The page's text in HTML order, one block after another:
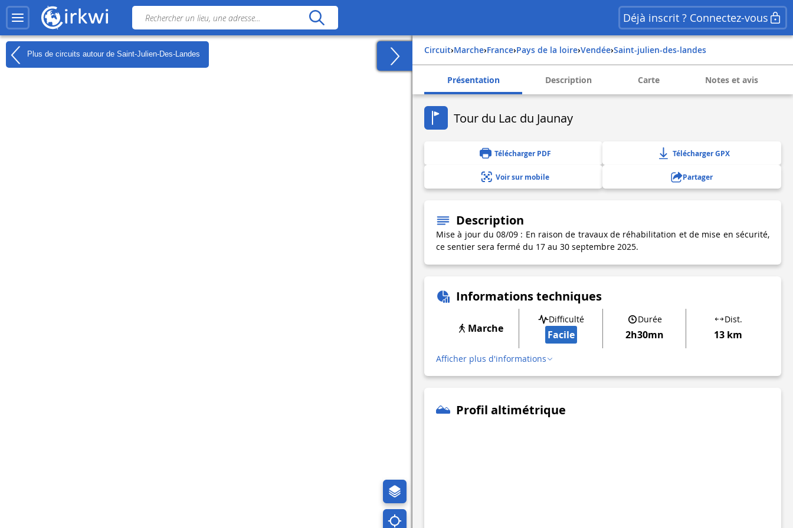
Déjà inscrit ? Connectez-vous
Plus de circuits autour de Saint-Julien-Des-Landes Circuit› Marche› france› pays de la loire› vendée› saint-julien-des-landes
Présentation Description Carte Notes et avis
Tour du Lac du Jaunay
Télécharger PDF Télécharger GPX
Voir sur mobile Partager
Description
Mise à jour du 08/09 : En raison de travaux de réhabilitation et de mise en sécurité,
ce sentier sera fermé du 17 au 30 septembre 2025.
Informations techniques
Marche
Difficulté
Facile
Durée
2h30mn
Dist.
13 km
Afficher plus d'informations
Profil altimétrique